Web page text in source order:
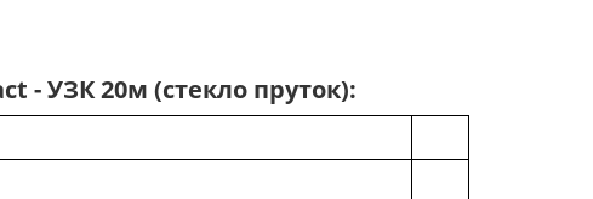
- УЗК 20м (стекло пруток):